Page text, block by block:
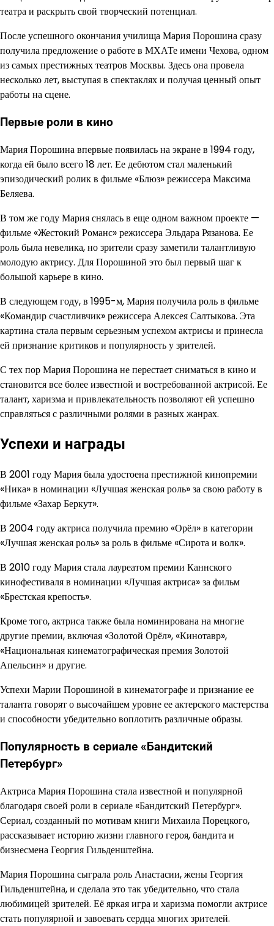
театра и раскрыть свой творческий потенциал.
После успешного окончания училища Мария Порошина сразу
получила предложение о работе в МХАТе имени Чехова, одном
из самых престижных театров Москвы. Здесь она провела
несколько лет, выступая в спектаклях и получая ценный опыт
работы на сцене.
Первые роли в кино
Мария Порошина впервые появилась на экране в 1994 году,
когда ей было всего 18 лет. Ее дебютом стал маленький
эпизодический ролик в фильме «Блюз» режиссера Максима
Беляева.
В том же году Мария снялась в еще одном важном проекте —
фильме «Жестокий Романс» режиссера Эльдара Рязанова. Ее
роль была невелика, но зрители сразу заметили талантливую
молодую актрису. Для Порошиной это был первый шаг к
большой карьере в кино.
В следующем году, в 1995-м, Мария получила роль в фильме
«Командир счастливчик» режиссера Алексея Салтыкова. Эта
картина стала первым серьезным успехом актрисы и принесла
ей признание критиков и популярность у зрителей.
С тех пор Мария Порошина не перестает сниматься в кино и
становится все более известной и востребованной актрисой. Ее
талант, харизма и привлекательность позволяют ей успешно
справляться с различными ролями в разных жанрах.
Успехи и награды
В 2001 году Мария была удостоена престижной кинопремии
«Ника» в номинации «Лучшая женская роль» за свою работу в
фильме «Захар Беркут».
В 2004 году актриса получила премию «Орёл» в категории
«Лучшая женская роль» за роль в фильме «Сирота и волк».
В 2010 году Мария стала лауреатом премии Каннского
кинофестиваля в номинации «Лучшая актриса» за фильм
«Брестская крепость».
Кроме того, актриса также была номинирована на многие
другие премии, включая «Золотой Орёл», «Кинотавр»,
«Национальная кинематографическая премия Золотой
Апельсин» и другие.
Успехи Марии Порошиной в кинематографе и признание ее
таланта говорят о высочайшем уровне ее актерского мастерства
и способности убедительно воплотить различные образы.
Популярность в сериале «Бандитский
Петербург»
Актриса Мария Порошина стала известной и популярной
благодаря своей роли в сериале «Бандитский Петербург».
Сериал, созданный по мотивам книги Михаила Порецкого,
рассказывает историю жизни главного героя, бандита и
бизнесмена Георгия Гильденштейна.
Мария Порошина сыграла роль Анастасии, жены Георгия
Гильденштейна, и сделала это так убедительно, что стала
любимицей зрителей. Её яркая игра и харизма помогли актрисе
стать популярной и завоевать сердца многих зрителей.